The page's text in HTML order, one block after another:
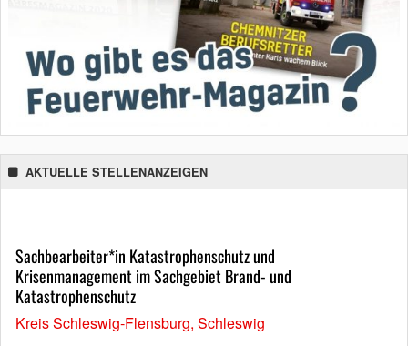
AKTUELLE STELLENANZEIGEN
Sachbearbeiter*in Katastrophenschutz und
Krisenmanagement im Sachgebiet Brand- und
Katastrophenschutz
Kreis Schleswig-Flensburg, Schleswig